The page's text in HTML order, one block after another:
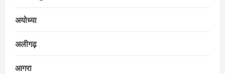
अयोध्या
अलीगढ़
आगरा